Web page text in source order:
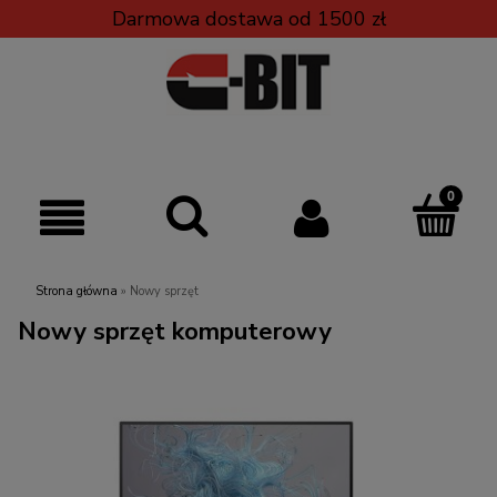
Darmowa dostawa od 1500 zł
Strona główna » Nowy sprzęt
Nowy sprzęt komputerowy